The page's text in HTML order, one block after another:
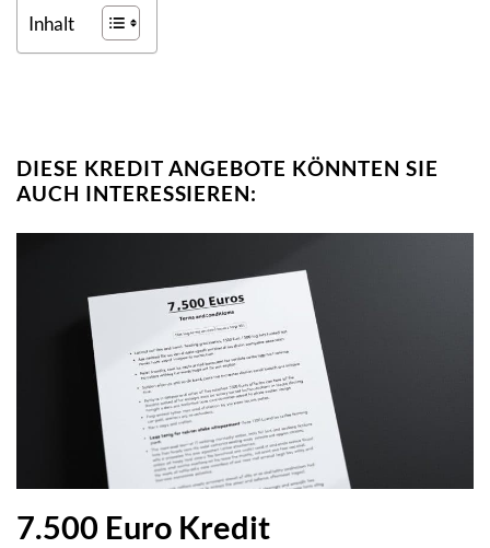
Inhalt
DIESE KREDIT ANGEBOTE KÖNNTEN SIE
AUCH INTERESSIEREN:
7.500 Euro Kredit